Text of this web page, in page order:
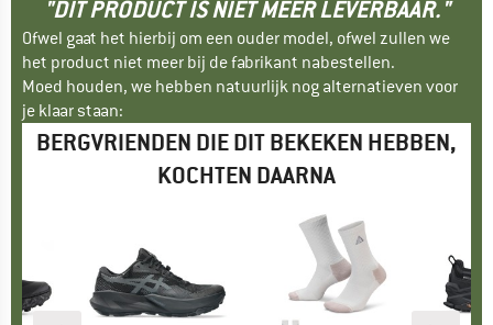
"DIT PRODUCT IS NIET MEER LEVERBAAR."
Ofwel gaat het hierbij om een ouder model, ofwel zullen we
het product niet meer bij de fabrikant nabestellen.
Moed houden, we hebben natuurlijk nog alternatieven voor
je klaar staan:
BERGVRIENDEN DIE DIT BEKEKEN HEBBEN,
KOCHTEN DAARNA